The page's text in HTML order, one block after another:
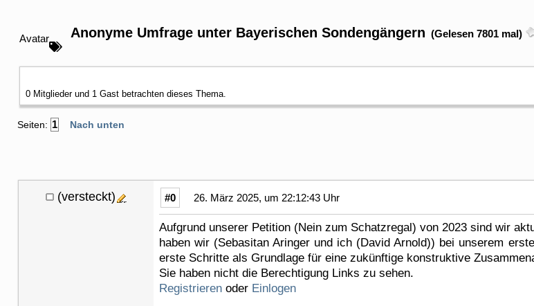
Avatar Anonyme Umfrage unter Bayerischen Sondengängern (Gelesen 7801 mal)
0 Mitglieder und 1 Gast betrachten dieses Thema.
Seiten: 1 Nach unten
(versteckt) #0 26. März 2025, um 22:12:43 Uhr
Aufgrund unserer Petition (Nein zum Schatzregal) von 2023 sind wir
haben wir (Sebasitan Aringer und ich (David Arnold)) bei unserem
erste Schritte als Grundlage für eine zukünftige konstruktive
Sie haben nicht die Berechtigung Links zu sehen.
Registrieren oder Einlogen